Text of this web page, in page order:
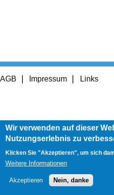
Footer
AGB Impressum Links
Wir verwenden auf dieser
Nutzungserlebnis zu
Klicken Sie "Akzeptieren", um sich
Weitere Informationen
Akzeptieren Nein, danke